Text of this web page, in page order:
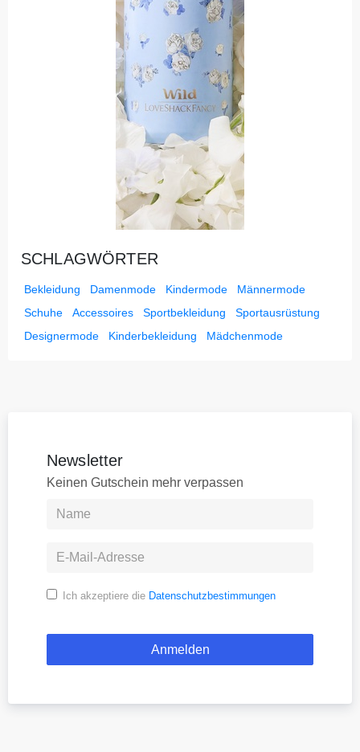
SCHLAGWÖRTER
Bekleidung Damenmode Kindermode
Männermode
Schuhe
Accessoires Sportbekleidung
Sportausrüstung
Designermode
Kinderbekleidung Mädchenmode
Newsletter
Keinen Gutschein mehr verpassen
Ich akzeptiere die Datenschutzbestimmungen